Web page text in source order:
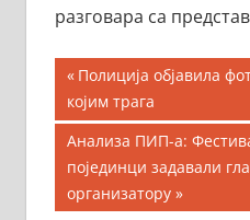
разговара са
Кретање
чланка
Previous
Post:
Полиција објавила
којим трага
Next
Post:
Анализа ПИП-а:
појединци задавали
организатору